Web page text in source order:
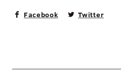
Facebook Twitter